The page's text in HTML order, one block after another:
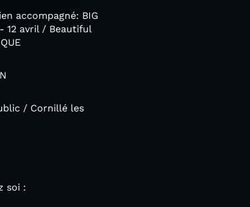
accompagné: BIG
12 avril / Beautiful
/ Cornillé les
soi :